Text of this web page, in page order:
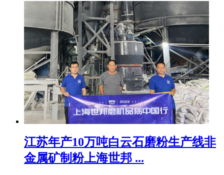
江苏年产10万吨白云石磨粉生产线非
金属矿制粉上海世邦 ...